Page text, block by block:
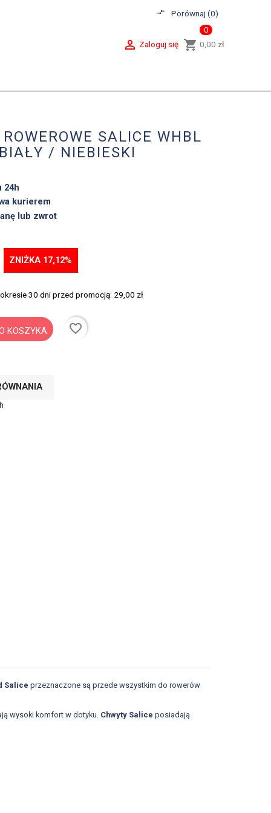
compare_arrows Porównaj (0)
shopping_cart
0
0,00 zł
 Zaloguj się
SALICE WHBL
/ NIEBIESKI
24h
kurierem
lub zwrot
ZNIŻKA 17,12%
30 dni przed promocją: 29,00 zł
KOSZYKA
favorite_border
Salice przeznaczone są przede wszystkim do rowerów
wysoki komfort w dotyku. Chwyty Salice posiadają